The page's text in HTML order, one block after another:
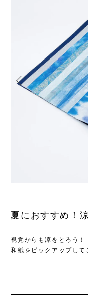
夏におすすめ！
視覚からも涼をとろう
和紙をピックアップして